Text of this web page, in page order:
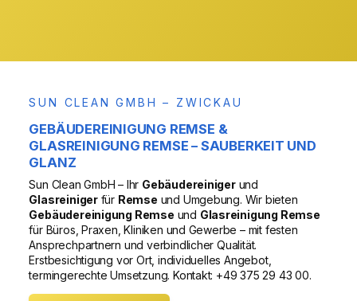
SUN CLEAN GMBH – ZWICKAU
GEBÄUDEREINIGUNG REMSE &
GLASREINIGUNG REMSE – SAUBERKEIT UND
GLANZ
Sun Clean GmbH – Ihr Gebäudereinigerund
Glasreinigerfür Remse und Umgebung. Wir bieten
Gebäudereinigung Remse und Glasreinigung Remse
für Büros, Praxen, Kliniken und Gewerbe – mit festen
Ansprechpartnern und verbindlicher Qualität.
Erstbesichtigung vor Ort, individuelles Angebot,
termingerechte Umsetzung. Kontakt: +49 375 29 43 00.